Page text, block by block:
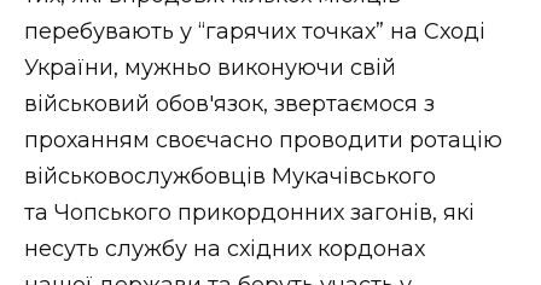
перебувають у “гарячих точках” на Сході
України, мужньо виконуючи свій
військовий обов'язок, звертаємося з
проханням своєчасно проводити ротацію
військовослужбовців Мукачівського
та Чопського прикордонних загонів, які
несуть службу на східних кордонах